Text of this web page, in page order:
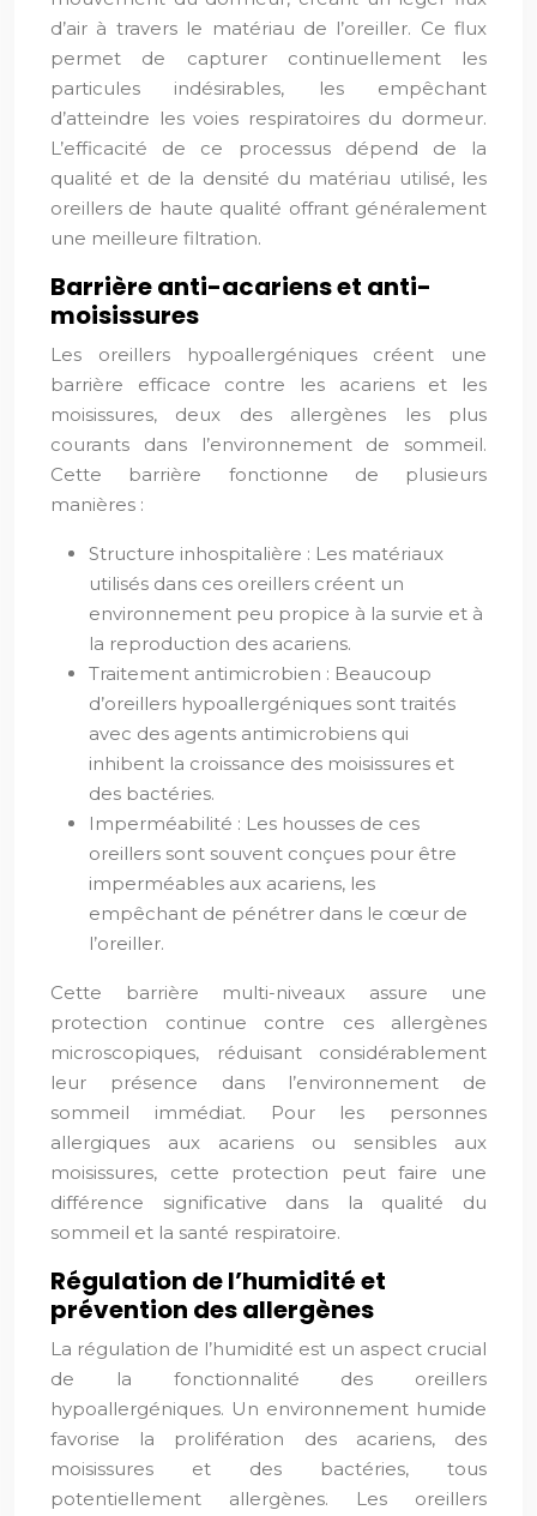
d’air à travers le matériau de l’oreiller. Ce flux
permet de capturer continuellement les
particules indésirables, les empêchant
d’atteindre les voies respiratoires du dormeur.
L’efficacité de ce processus dépend de la
qualité et de la densité du matériau utilisé, les
oreillers de haute qualité offrant généralement
une meilleure filtration.
Barrière anti-acariens et anti-
moisissures
Les oreillers hypoallergéniques créent une
barrière efficace contre les acariens et les
moisissures, deux des allergènes les plus
courants dans l’environnement de sommeil.
Cette barrière fonctionne de plusieurs
manières :
Structure inhospitalière : Les matériaux
utilisés dans ces oreillers créent un
environnement peu propice à la survie et à
la reproduction des acariens.
Traitement antimicrobien : Beaucoup
d’oreillers hypoallergéniques sont traités
avec des agents antimicrobiens qui
inhibent la croissance des moisissures et
des bactéries.
Imperméabilité : Les housses de ces
oreillers sont souvent conçues pour être
imperméables aux acariens, les
empêchant de pénétrer dans le cœur de
l’oreiller.
Cette barrière multi-niveaux assure une
protection continue contre ces allergènes
microscopiques, réduisant considérablement
leur présence dans l’environnement de
sommeil immédiat. Pour les personnes
allergiques aux acariens ou sensibles aux
moisissures, cette protection peut faire une
différence significative dans la qualité du
sommeil et la santé respiratoire.
Régulation de l’humidité et
prévention des allergènes
La régulation de l’humidité est un aspect crucial
de la fonctionnalité des oreillers
hypoallergéniques. Un environnement humide
favorise la prolifération des acariens, des
moisissures et des bactéries, tous
potentiellement allergènes. Les oreillers